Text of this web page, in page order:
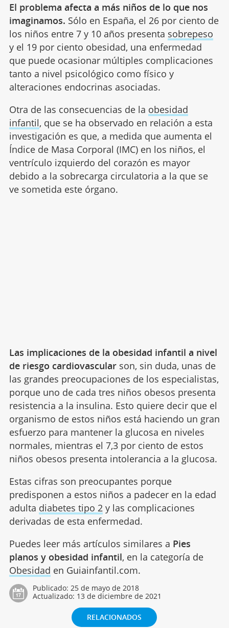
El problema afecta a más niños de lo que nos
imaginamos. Sólo en España, el 26 por ciento de
los niños entre 7 y 10 años presenta sobrepeso
y el 19 por ciento obesidad, una enfermedad
que puede ocasionar múltiples complicaciones
tanto a nivel psicológico como físico y
alteraciones endocrinas asociadas.
Otra de las consecuencias de la obesidad
infantil, que se ha observado en relación a esta
investigación es que, a medida que aumenta el
Índice de Masa Corporal (IMC) en los niños, el
ventrículo izquierdo del corazón es mayor
debido a la sobrecarga circulatoria a la que se
ve sometida este órgano.
Las implicaciones de la obesidad infantil a nivel
de riesgo cardiovascularson, sin duda, unas de
las grandes preocupaciones de los especialistas,
porque uno de cada tres niños obesos presenta
resistencia a la insulina. Esto quiere decir que el
organismo de estos niños está haciendo un gran
esfuerzo para mantener la glucosa en niveles
normales, mientras el 7,3 por ciento de estos
niños obesos presenta intolerancia a la glucosa.
Estas cifras son preocupantes porque
predisponen a estos niños a padecer en la edad
adulta diabetes tipo 2 y las complicaciones
derivadas de esta enfermedad.
Puedes leer más artículos similares a Pies
planos y obesidad infantil, en la categoría de
Obesidad en Guiainfantil.com.
Publicado: 25 de mayo de 2018
Actualizado: 13 de diciembre de 2021
RELACIONADOS